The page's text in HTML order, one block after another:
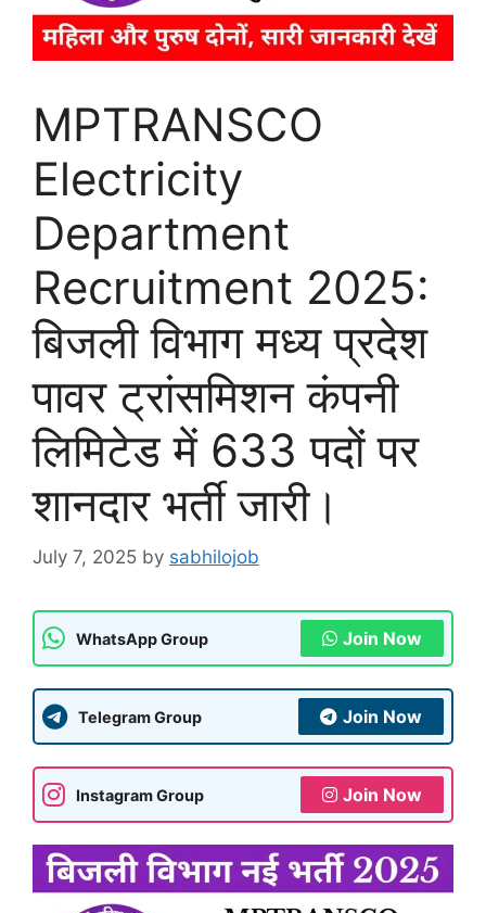
MPTRANSCO
Electricity
Department
Recruitment 2025:
बिजली विभाग मध्य प्रदेश
पावर ट्रांसमिशन कंपनी
लिमिटेड में 633 पदों पर
शानदार भर्ती जारी।
July 7, 2025 by sabhilojob
WhatsApp Group Join Now
Telegram Group Join Now
Instagram Group Join Now